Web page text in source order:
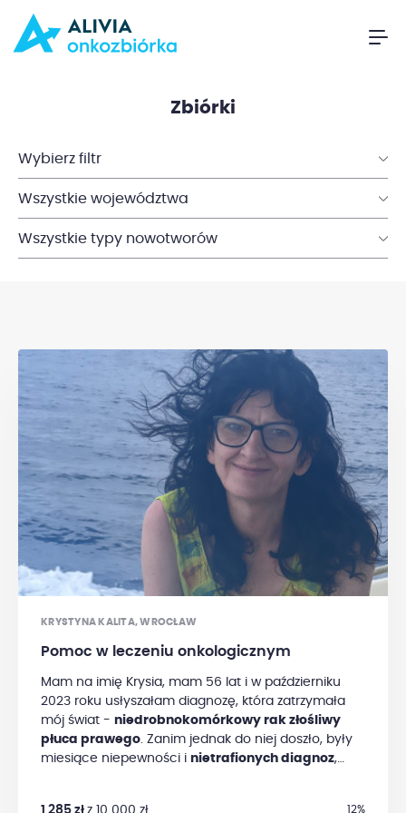
Zbiórki
Wybierz filtr
Wszystkie województwa
Wszystkie typy nowotworów
KRYSTYNA KALITA, WROCŁAW
Pomoc w leczeniu onkologicznym
Mam na imię Krysia, mam 56 lat i w październiku
2023 roku usłyszałam diagnozę, która zatrzymała
mój świat - niedrobnokomórkowy rak złośliwy
płuca prawego. Zanim jednak do niej doszło, były
miesiące niepewności i nietrafionych diagnoz,
12%